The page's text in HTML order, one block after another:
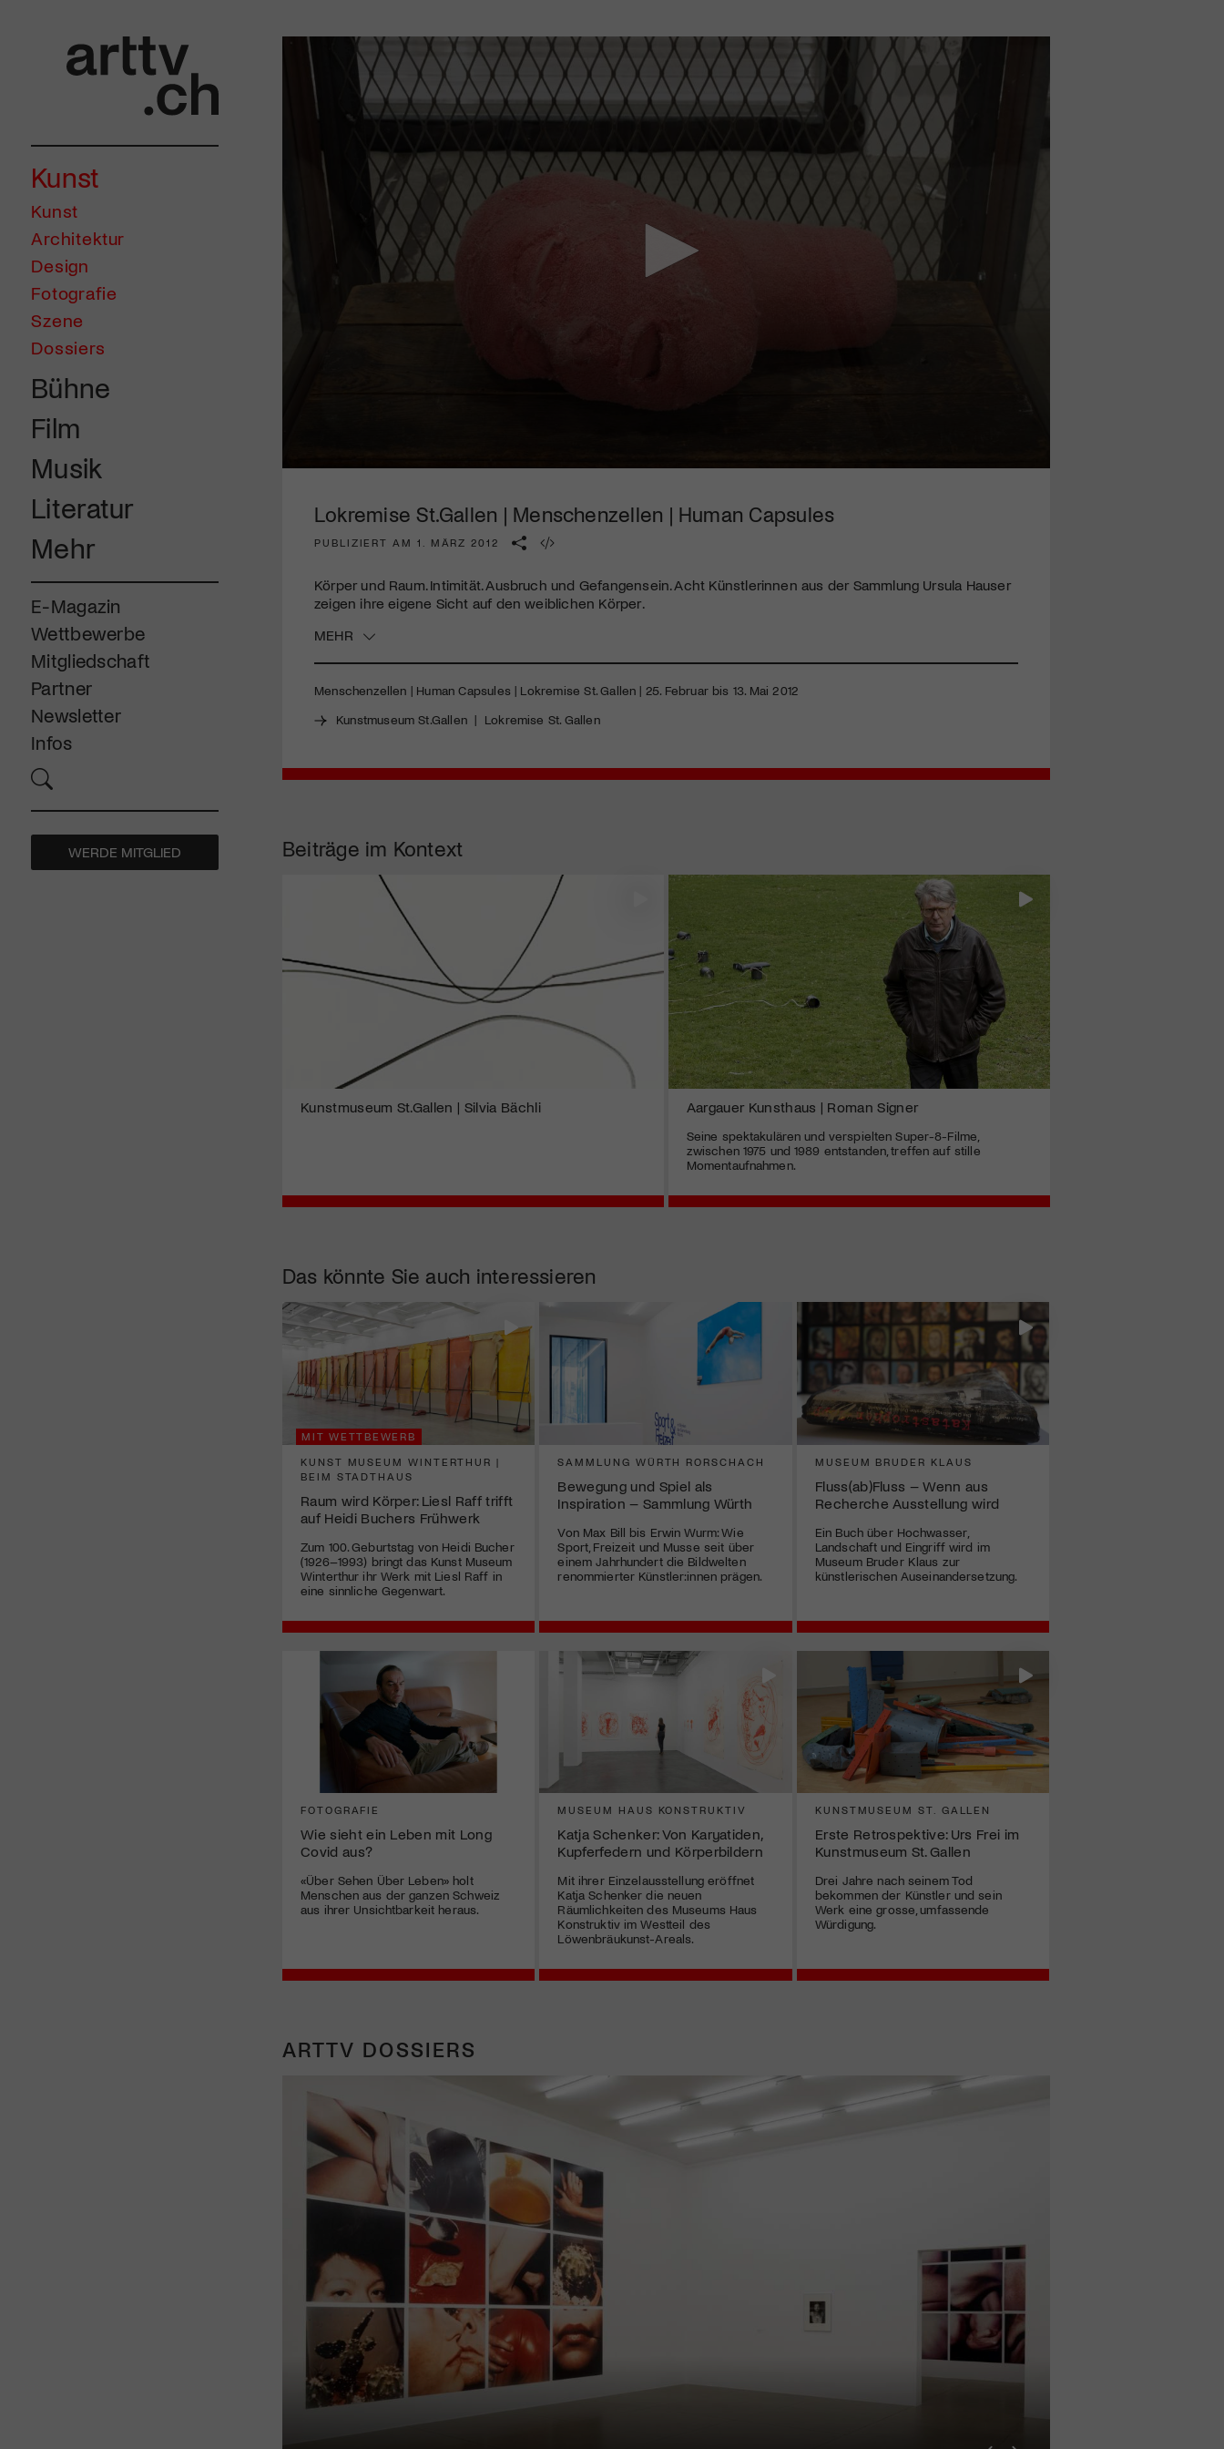
Kunst
Kunst
Architektur
Design
Fotografie
Szene
Dossiers
Bühne
Film
Musik
Literatur
Mehr
E-Magazin
Wettbewerbe
Mitgliedschaft
Partner
Newsletter
Infos
WERDE MITGLIED
Lokremise St.Gallen | Menschenzellen | Human Capsules
PUBLIZIERT AM 1. MÄRZ 2012
Körper und Raum. Intimität. Ausbruch und Gefangensein. Acht Künstlerinnen aus der Sammlung Ursula Hauser
zeigen ihre eigene Sicht auf den weiblichen Körper.
MEHR
Menschenzellen | Human Capsules | Lokremise St. Gallen | 25. Februar bis 13. Mai 2012
Kunstmuseum St.Gallen | Lokremise St. Gallen
Beiträge im Kontext
Kunstmuseum St.Gallen | Silvia Bächli Aargauer Kunsthaus | Roman Signer
Seine spektakulären und verspielten Super-8-Filme,
zwischen 1975 und 1989 entstanden, treffen auf stille
Momentaufnahmen.
Das könnte Sie auch interessieren
MIT WETTBEWERB
KUNST MUSEUM WINTERTHUR |
BEIM STADTHAUS
Raum wird Körper: Liesl Raff trifft
auf Heidi Buchers Frühwerk
Zum 100. Geburtstag von Heidi Bucher
(1926–1993) bringt das Kunst Museum
Winterthur ihr Werk mit Liesl Raff in
eine sinnliche Gegenwart.
SAMMLUNG WÜRTH RORSCHACH
Bewegung und Spiel als
Inspiration – Sammlung Würth
Von Max Bill bis Erwin Wurm: Wie
Sport, Freizeit und Musse seit über
einem Jahrhundert die Bildwelten
renommierter Künstler:innen prägen.
MUSEUM BRUDER KLAUS
Fluss(ab)Fluss – Wenn aus
Recherche Ausstellung wird
Ein Buch über Hochwasser,
Landschaft und Eingriff wird im
Museum Bruder Klaus zur
künstlerischen Auseinandersetzung.
FOTOGRAFIE
Wie sieht ein Leben mit Long
Covid aus?
«Über Sehen Über Leben» holt
Menschen aus der ganzen Schweiz
aus ihrer Unsichtbarkeit heraus.
MUSEUM HAUS KONSTRUKTIV
Katja Schenker: Von Karyatiden,
Kupferfedern und Körperbildern
Mit ihrer Einzelausstellung eröffnet
Katja Schenker die neuen
Räumlichkeiten des Museums Haus
Konstruktiv im Westteil des
Löwenbräukunst-Areals.
KUNSTMUSEUM ST. GALLEN
Erste Retrospektive: Urs Frei im
Kunstmuseum St. Gallen
Drei Jahre nach seinem Tod
bekommen der Künstler und sein
Werk eine grosse, umfassende
Würdigung.
ARTTV DOSSIERS
diversen Kulturevents.
Jetzt Mitglied werden